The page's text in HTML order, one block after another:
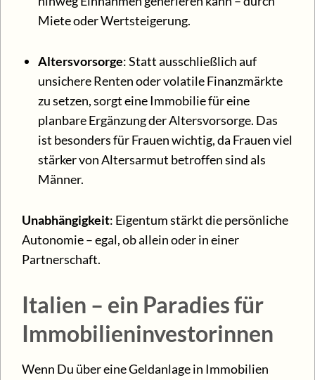
Miete oder Wertsteigerung.
Altersvorsorge: Statt ausschließlich auf
unsichere Renten oder volatile Finanzmärkte
zu setzen, sorgt eine Immobilie für eine
planbare Ergänzung der Altersvorsorge. Das
ist besonders für Frauen wichtig, da Frauen viel
stärker von Altersarmut betroffen sind als
Männer.
Unabhängigkeit: Eigentum stärkt die persönliche
Autonomie – egal, ob allein oder in einer
Partnerschaft.
Italien – ein Paradies für
Immobilieninvestorinnen
Wenn Du über eine Geldanlage in Immobilien